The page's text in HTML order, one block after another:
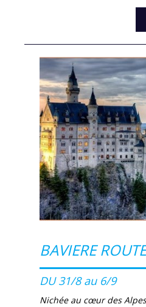
BAVIERE
DU 31/8 au 6/9
Nichée au cœur des